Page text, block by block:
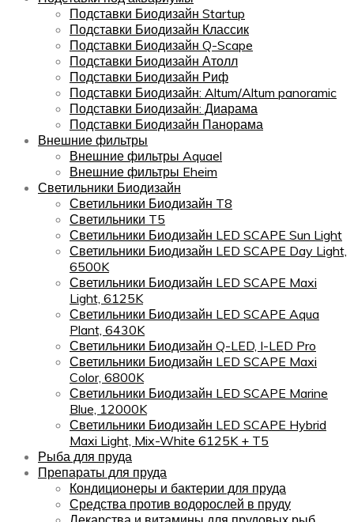
Подставки Биодизайн Startup
Подставки Биодизайн Классик
Подставки Биодизайн Q-Scape
Подставки Биодизайн Атолл
Подставки Биодизайн Риф
Подставки Биодизайн: Altum/Altum panoramic
Подставки Биодизайн: Диарама
Подставки Биодизайн Панорама
Внешние фильтры
Внешние фильтры Aquael
Внешние фильтры Eheim
Светильники Биодизайн
Светильники Биодизайн T8
Светильники T5
Светильники Биодизайн LED SCAPE Sun Light
Светильники Биодизайн LED SCAPE Day Light,
6500K
Светильники Биодизайн LED SCAPE Maxi
Light, 6125K
Светильники Биодизайн LED SCAPE Aqua
Plant, 6430K
Светильники Биодизайн Q-LED, I-LED Pro
Светильники Биодизайн LED SCAPE Maxi
Color, 6800K
Светильники Биодизайн LED SCAPE Marine
Blue, 12000K
Светильники Биодизайн LED SCAPE Hybrid
Maxi Light, Mix-White 6125K + T5
Рыба для пруда
Препараты для пруда
Кондиционеры и бактерии для пруда
Средства против водорослей в пруду